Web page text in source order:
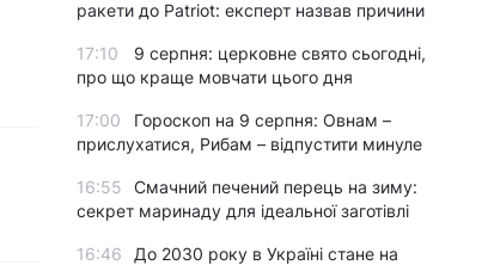
ракети до Patriot: експерт назвав причини
17:10
9 серпня: церковне свято сьогодні,
про що краще мовчати цього дня
17:00
Гороскоп на 9 серпня: Овнам –
прислухатися, Рибам – відпустити минуле
16:55
Смачний печений перець на зиму:
секрет маринаду для ідеальної заготівлі
16:46
До 2030 року в Україні стане на